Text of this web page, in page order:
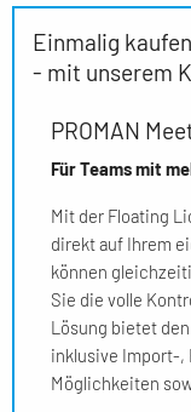
Einmalig
- mit unserem
PROMAN
Für Teams mit
Mit der Floating
direkt auf Ihrem
können
Sie die volle
Lösung bietet den
inklusive Import-,
Möglichkeiten